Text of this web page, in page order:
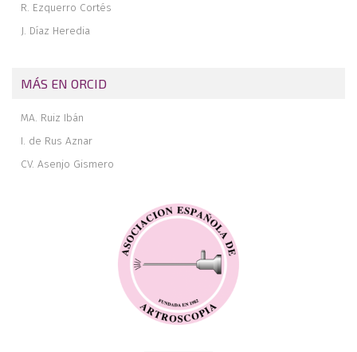
R. Ezquerro Cortés
J. Díaz Heredia
MÁS EN ORCID
MA. Ruiz Ibán
I. de Rus Aznar
CV. Asenjo Gismero